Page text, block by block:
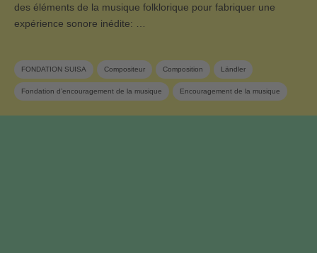
des éléments de la musique folklorique pour fabriquer une
expérience sonore inédite: …
FONDATION SUISA Compositeur Composition Ländler
Fondation d’encouragement de la musique Encouragement de la musique